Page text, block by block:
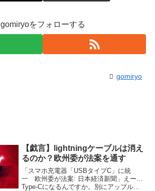
gomiryoをフォローする
gomiryo
【戯言】lightningケーブルは消え
るのか？欧州委が法案を通す
「スマホ充電器「USBタイプC」に統
一 欧州委が法案: 日本経済新聞」えー…
Type-Cになるんですか。別にアップル信